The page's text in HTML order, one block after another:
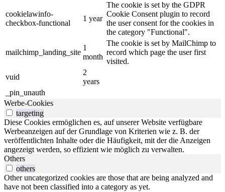
cookielawinfo-
checkbox-functional
1 year
The cookie is set by the GDPR
Cookie Consent plugin to record
the user consent for the cookies in
the category "Functional".
mailchimp_landing_site
1
month
The cookie is set by MailChimp to
record which page the user first
visited.
vuid
2
years
_pin_unauth
Werbe-Cookies
targeting
Diese Cookies ermöglichen es, auf unserer Website verfügbare
Werbeanzeigen auf der Grundlage von Kriterien wie z. B. der
veröffentlichten Inhalte oder die Häufigkeit, mit der die Anzeigen
angezeigt werden, so effizient wie möglich zu verwalten.
Others
others
Other uncategorized cookies are those that are being analyzed and
have not been classified into a category as yet.